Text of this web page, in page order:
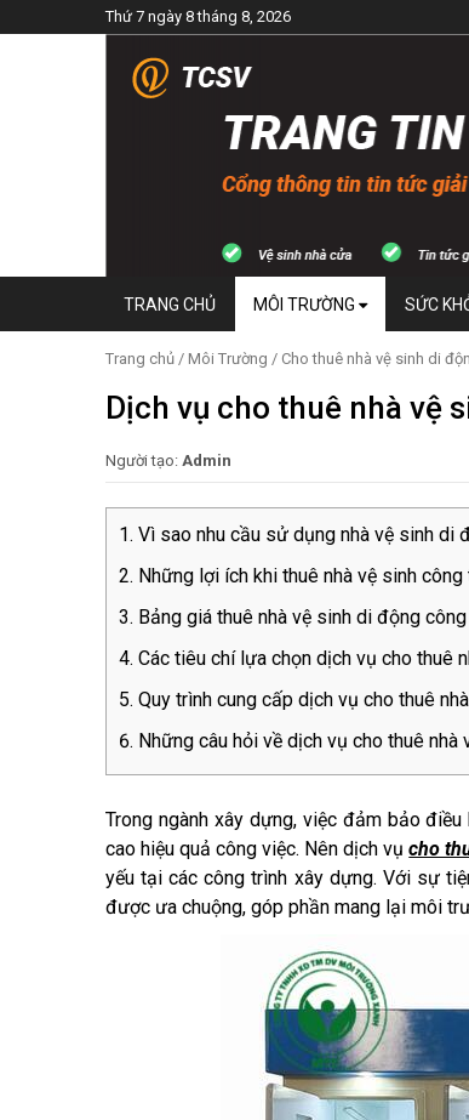
Thứ 7 ngày 8 tháng 8, 2026
TRANG CHỦ MÔI TRƯỜNG SỨC
Trang chủ / Môi Trường / Cho thuê nhà vệ sinh di
Dịch vụ cho thuê nhà vệ
Người tạo: Admin
Vì sao nhu cầu sử dụng nhà vệ sinh di
Những lợi ích khi thuê nhà vệ sinh
Bảng giá thuê nhà vệ sinh di động
Các tiêu chí lựa chọn dịch vụ cho thuê
Quy trình cung cấp dịch vụ cho thuê
Những câu hỏi về dịch vụ cho thuê nhà
Trong ngành xây dựng, việc đảm bảo
cao hiệu quả công việc. Nên dịch vụcho
yếu tại các công trình xây dựng. Với sự
được ưa chuộng, góp phần mang lại môi